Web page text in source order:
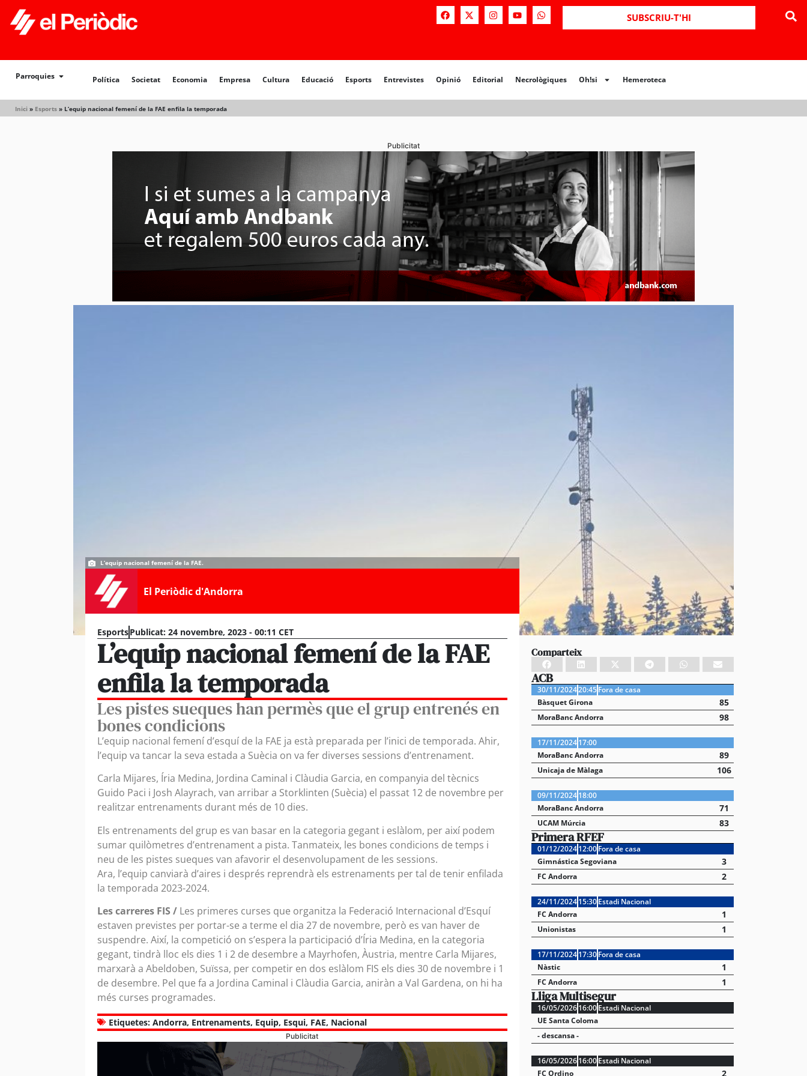
SUBSCRIU-T'HI
Parroquies Política Societat Economia Empresa Cultura Educació Esports Entrevistes Opinió Editorial Necrològiques Oh!si Hemeroteca
Inici » Esports » L’equip nacional femení de la FAE enfila la temporada
Política Societat Opinió Editorial Necrològiques Hemeroteca
Publicitat
L’equip nacional femení de la FAE.
El Periòdic d'Andorra
EsportsPublicat: 24 novembre, 2023 - 00:11 CET
L’equip nacional femení de la FAE
enfila la temporada
Les pistes sueques han permès que el grup entrenés en
bones condicions
L’equip nacional femení d’esquí de la FAE ja està preparada per l’inici de temporada. Ahir,
l’equip va tancar la seva estada a Suècia on va fer diverses sessions d’entrenament.
Carla Mijares, Íria Medina, Jordina Caminal i Clàudia Garcia, en companyia del tècnics
Guido Paci i Josh Alayrach, van arribar a Storklinten (Suècia) el passat 12 de novembre per
realitzar entrenaments durant més de 10 dies.
Els entrenaments del grup es van basar en la categoria gegant i eslàlom, per així podem
sumar quilòmetres d’entrenament a pista. Tanmateix, les bones condicions de temps i
neu de les pistes sueques van afavorir el desenvolupament de les sessions.
Ara, l’equip canviarà d’aires i després reprendrà els estrenaments per tal de tenir enfilada
la temporada 2023-2024.
Les carreres FIS / Les primeres curses que organitza la Federació Internacional d’Esquí
estaven previstes per portar-se a terme el dia 27 de novembre, però es van haver de
suspendre. Així, la competició on s’espera la participació d’Íria Medina, en la categoria
gegant, tindrà lloc els dies 1 i 2 de desembre a Mayrhofen, Àustria, mentre Carla Mijares,
marxarà a Abeldoben, Suïssa, per competir en dos eslàlom FIS els dies 30 de novembre i 1
de desembre. Pel que fa a Jordina Caminal i Clàudia Garcia, aniràn a Val Gardena, on hi ha
més curses programades.
Etiquetes: Andorra, Entrenaments, Equip, Esqui, FAE, Nacional
Publicitat
Comparteix
ACB
30/11/202420:45 Fora de casa
Bàsquet Girona
85
MoraBanc Andorra 98
17/11/2024 17:00
MoraBanc Andorra
89
Unicaja de Màlaga 106
09/11/2024 18:00
MoraBanc Andorra
71
UCAM Múrcia 83
Primera RFEF
01/12/2024 12:00 Fora de casa
Gimnástica Segoviana
3
FC Andorra 2
24/11/2024 15:30 Estadi Nacional
FC Andorra
1
Unionistas 1
17/11/2024 17:30 Fora de casa
Nàstic
1
FC Andorra 1
Lliga Multisegur
16/05/2026 16:00 Estadi Nacional
UE Santa Coloma
- descansa -
16/05/2026 16:00 Estadi Nacional
FC Ordino
2